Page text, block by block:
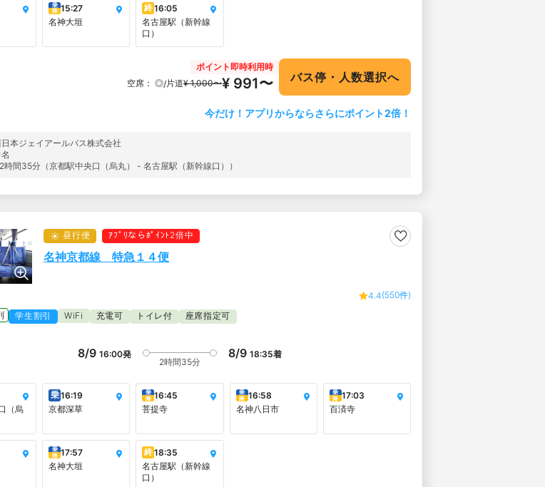
乗
降 15:27
名神大垣
終16:05
名古屋駅（新幹線
口）
ポイント即時利用時
空席： ◎/片道¥ 1,000〜¥ 991〜 バス停・人数選択へ
今だけ！アプリからならさらにポイント2倍！
本ジェイアールバス株式会社
時間35分（京都駅中央口（烏丸） - 名古屋駅（新幹線口））
昼行便 ｱﾌﾟﾘならﾎﾟｲﾝﾄ2倍中
名神京都線 特急１４便
4.4(550件)
学生割引 WiFi 充電可 トイレ付 座席指定可
8/9 16:00発
2時間35分
8/9 18:35着
（烏
乗16:19
京都深草
乗
降 16:45
菩提寺
乗
降 16:58
名神八日市
乗
降 17:03
百済寺
乗
降 17:57
名神大垣
終18:35
名古屋駅（新幹線
口）